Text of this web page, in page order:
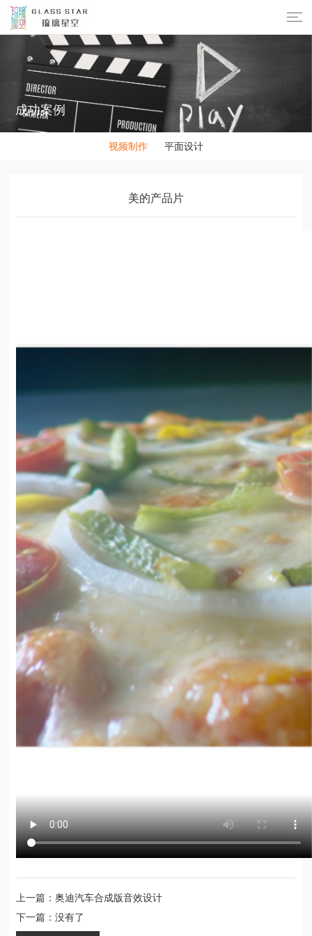
成功案例
视频制作 平面设计
美的产品片
上一篇：奥迪汽车合成版音效设计
下一篇：没有了